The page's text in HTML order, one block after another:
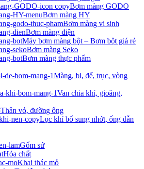
Bơm màng GODO
Bơm màng HY
Bơm màng vi sinh
Bơm màng điện
Máy bơm màng bột – Bơm bột giá rẻ
Bơm màng Seko
Bơm màng thực phẩm
Màng, bi, đế, trục, vòng
Van chia khí, gioăng,
Thân vỏ, đường ống
Lọc khí bổ sung nhớt, ống dẫn
Gốm sứ
Hóa chất
Khai thác mỏ